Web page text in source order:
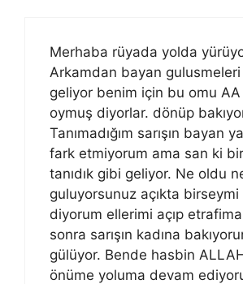
Merhaba rüyada yolda
Arkamdan bayan
geliyor benim için bu omu
oymuş diyorlar. dönüp
Tanımadığım sarışın bayan
fark etmiyorum ama san ki
tanıdık gibi geliyor. Ne oldu
guluyorsunuz açıkta
diyorum ellerimi açıp
sonra sarışın kadına
gülüyor. Bende hasbin
önüme yoluma devam